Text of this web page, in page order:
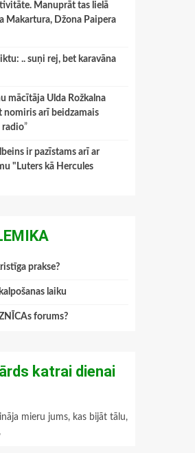
Manuprāt tas lielā
Makartura, Džona Paipera
.. suņi rej, bet karavāna
mācītāja Ulda Rožkalna
nomiris arī beidzamais
radio”
ir pazīstams arī ar
"Luters kā Hercules
prakse?
laiku
forums?
katrai dienai
mieru jums, kas bijāt tālu,